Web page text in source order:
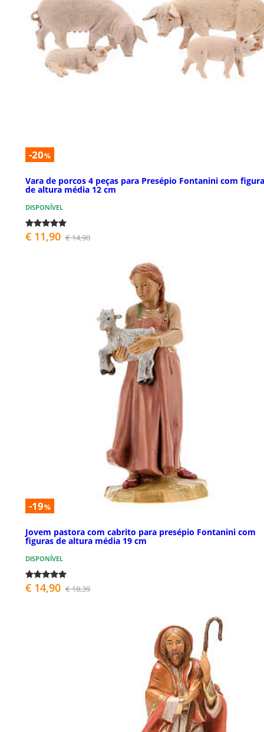
-20%
Vara de porcos 4 peças para Presépio Fontanini com
de altura média 12 cm
DISPONÍVEL
€ 11,90 € 14,90
-19%
Jovem pastora com cabrito para presépio Fontanini com
figuras de altura média 19 cm
DISPONÍVEL
€ 14,90 € 18,39